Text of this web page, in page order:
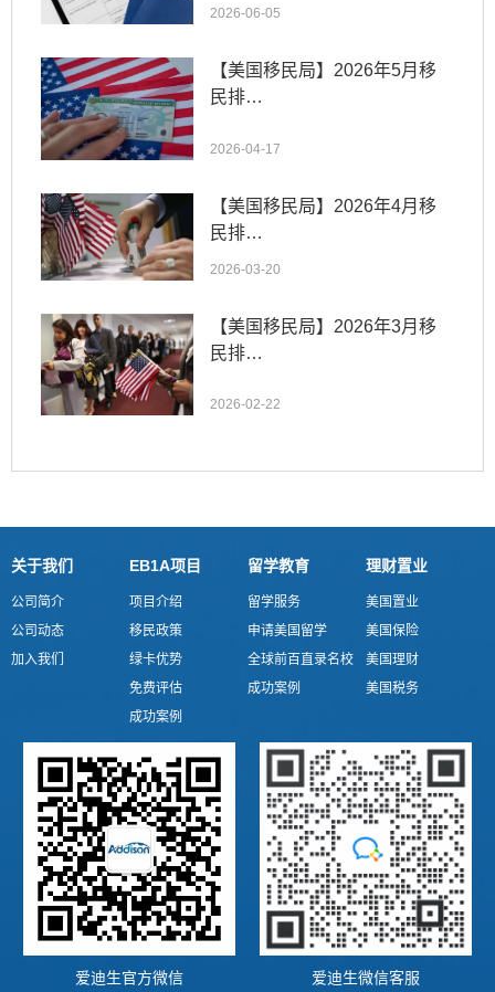
2026-06-05
【美国移民局】2026年5月移
民排…
2026-04-17
【美国移民局】2026年4月移
民排…
2026-03-20
【美国移民局】2026年3月移
民排…
2026-02-22
关于我们
公司简介
公司动态
加入我们
EB1A项目
项目介绍
移民政策
绿卡优势
免费评估
成功案例
留学教育
留学服务
申请美国留学
全球前百直录名校
成功案例
理财置业
美国置业
美国保险
美国理财
美国税务
爱迪生官方微信 爱迪生微信客服